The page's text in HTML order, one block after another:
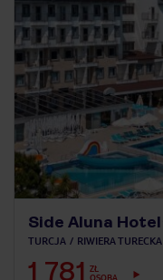
Side Aluna Hotel
TURCJA RIWIERA TURECKA
1 781
ZŁ
OSOBA